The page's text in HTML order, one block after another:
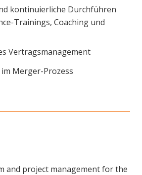
kontinuierliche Durchführen
Trainings, Coaching und
Vertragsmanagement
Merger-Prozess
and project management for the